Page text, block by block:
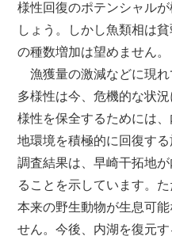
様性回復のポテンシャル
しょう。しかし魚類相は
の種数増加は望めません。
漁獲量の激減などに現れ
多様性は今、危機的な状
様性を保全するためには
地環境を積極的に回復す
調査結果は、早崎干拓地
ることを示しています。
本来の野生動物が生息可
せん。今後、内湖を復元